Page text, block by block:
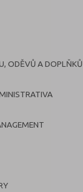
ODĚVŮ A DOPLŇKŮ